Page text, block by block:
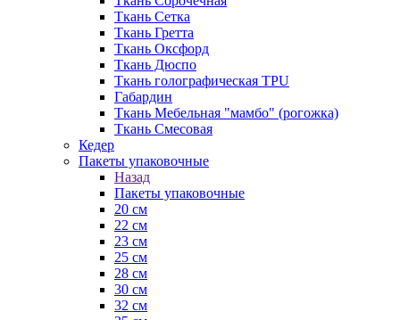
Ткань Сетка
Ткань Гретта
Ткань Оксфорд
Ткань Дюспо
Ткань голографическая TPU
Габардин
Ткань Мебельная "мамбо" (рогожка)
Ткань Смесовая
Кедер
Пакеты упаковочные
Назад
Пакеты упаковочные
20 см
22 см
23 см
25 см
28 см
30 см
32 см